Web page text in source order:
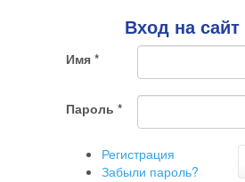
ненужный
комментарий
Вход на сайт
Имя *
Пароль *
Регистрация
Забыли пароль?